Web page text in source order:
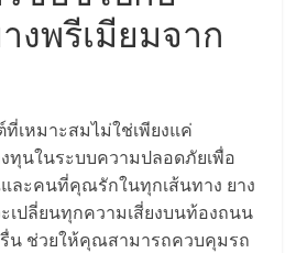
งพรีเมียมจาก
ที่เหมาะสมไม่ใช่เพียงแค่
ทุนในระบบความปลอดภัยเพื่อ
ละคนที่คุณรักในทุกเส้นทาง ยาง
ปลี่ยนทุกความเสี่ยงบนท้องถนน
น ช่วยให้คุณสามารถควบคุมรถ